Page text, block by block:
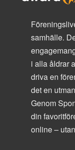
samhälle.
i alla åldrar
driva en
det en
Genom
din
online –